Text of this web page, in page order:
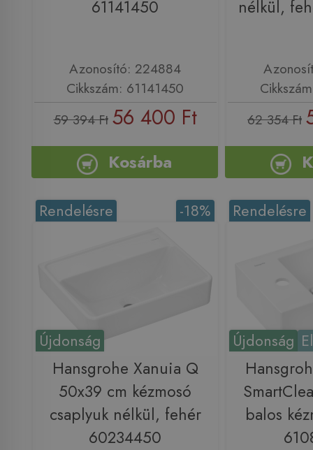
61141450
Azonosító: 224884
Cikkszám: 61141450
59 394 Ft 56 400 Ft
Kosárba
nélkül,
62 354 Ft
Újdonság
-18%
Rendelésre
Hansgrohe Xanuia Q
50x39 cm kézmosó
csaplyuk nélkül, fehér
60234450
Újdonság
Rendelésre
balos